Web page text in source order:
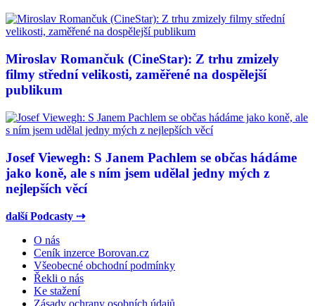
Miroslav Romančuk (CineStar): Z trhu zmizely
filmy střední velikosti, zaměřené na dospělejší
publikum
Josef Viewegh: S Janem Pachlem se občas hádáme
jako koně, ale s ním jsem udělal jedny mých z
nejlepších věcí
další Podcasty ⇢
O nás
Ceník inzerce Borovan.cz
Všeobecné obchodní podmínky
Řekli o nás
Ke stažení